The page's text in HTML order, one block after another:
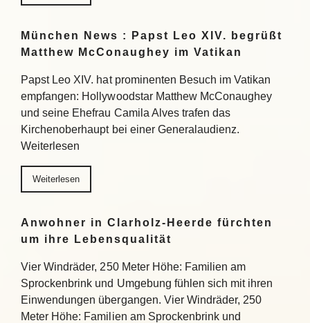
München News : Papst Leo XIV. begrüßt
Matthew McConaughey im Vatikan
Papst Leo XIV. hat prominenten Besuch im Vatikan
empfangen: Hollywoodstar Matthew McConaughey
und seine Ehefrau Camila Alves trafen das
Kirchenoberhaupt bei einer Generalaudienz.
Weiterlesen
Weiterlesen
Anwohner in Clarholz-Heerde fürchten
um ihre Lebensqualität
Vier Windräder, 250 Meter Höhe: Familien am
Sprockenbrink und Umgebung fühlen sich mit ihren
Einwendungen übergangen. Vier Windräder, 250
Meter Höhe: Familien am Sprockenbrink und